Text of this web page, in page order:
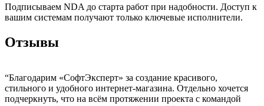
Подписываем NDA до старта работ при надобности. Доступ к
вашим системам получают только ключевые исполнители.
Отзывы
“Благодарим «СофтЭксперт» за создание красивого,
стильного и удобного интернет-магазина. Отдельно хочется
подчеркнуть, что на всём протяжении проекта с командой